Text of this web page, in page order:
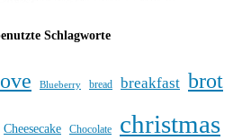
Schlagworte
Blueberry bread breakfast brot
Cheesecake Chocolate christmas